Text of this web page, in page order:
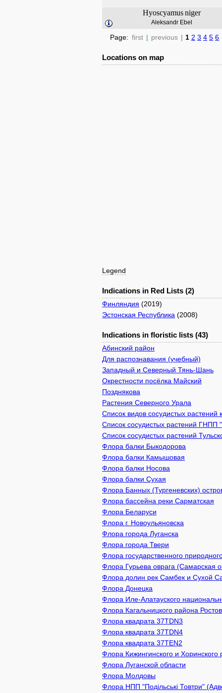
Hyoscyamus niger
Aleksandr Ebel
Page: first | previous | 1 2 3 4 5 6
Locations on map
Legend
Indications in Red Lists (2)
Финляндия (2019)
Эстонская Республика (2008)
Indications in floristic lists (43)
Абинский район
Для распознавания (учебный)
Западный и Северный Тянь-Шань
Окрестности посёлка Майский
Позднякова
Растения Северного Урала
Список видов сосудистых
Список сосудистых растений ГНПП
Список сосудистых растений
Флора балки Быкодорова
Флора балки Камышовая
Флора балки Носова
Флора балки Сухая
Флора Банных (Тургеневских)
Флора бассейна реки Сарматская
Флора Беларуси
Флора г. Новоульяновска
Флора города Луганска
Флора города Твери
Флора государственного
Флора Гурьева оврага (Самарская
Флора долин рек Самбек и Сухой
Флора Донецка
Флора Иле-Алатауского
Флора Кагальницкого района
Флора квадрата 37TDN3
Флора квадрата 37TDN4
Флора квадрата 37TEN2
Флора Кижингинского и Хоринского
Флора Луганской области
Флора Молдовы
Флора НПП "Подільські Товтри"